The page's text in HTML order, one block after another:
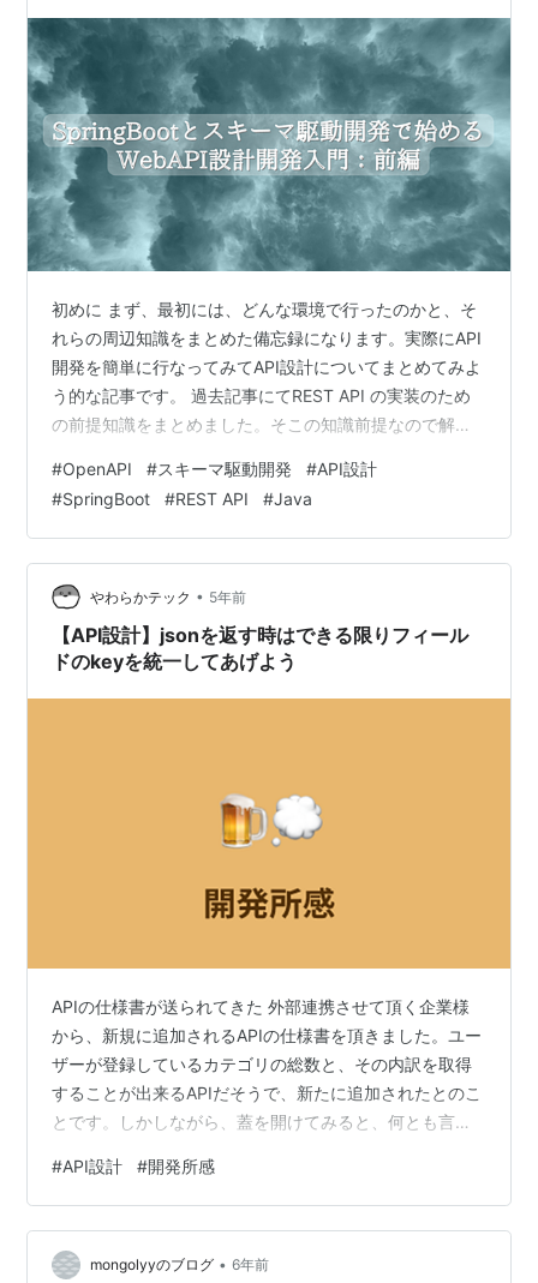
初めに まず、最初には、どんな環境で行ったのかと、そ
れらの周辺知識をまとめた備忘録になります。実際にAPI
開発を簡単に行なってみてAPI設計についてまとめてみよ
う的な記事です。 過去記事にてREST API の実装のため
の前提知識をまとめました。そこの知識前提なので解ら
動開発について簡単に説明してますので、別に興味ない
場合は API設計の項目から読んで頂ければと思います。
ただ、開発の部分とかはスキーマ駆動開発でやるので、
知っとかないとコンテキストがおかしなるかもです。 そ
して、前編では普遍的なお話が多いです。後編からスキ
ーマ駆動での開発を交え…
#OpenAPI #スキーマ駆動開発 #API設計
#SpringBoot #REST API #Java
やわらかテック • 5年前
【API設計】jsonを返す時はできる限りフィール
ドのkeyを統一してあげよう
APIの仕様書が送られてきた 外部連携させて頂く企業様
から、新規に追加されるAPIの仕様書を頂きました。ユー
ザーが登録しているカテゴリの総数と、その内訳を取得
することが出来るAPIだそうで、新たに追加されたとのこ
とです。しかしながら、蓋を開けてみると、何とも言え
をご確認ください。 (情報は原文より書き換えてありま
す) 以下はユーザーが何かしらのカテゴリーを1件以上登
録している場合のレスポンスになります。 {
"total_category": 2, "category": [ { "id": 1, "name":
#API設計 #開発所感
mongolyyのブログ • 6年前